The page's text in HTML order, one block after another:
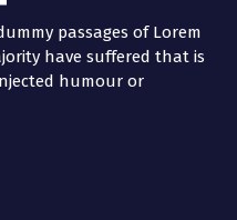
passages of Lorem
have suffered that is
humour or